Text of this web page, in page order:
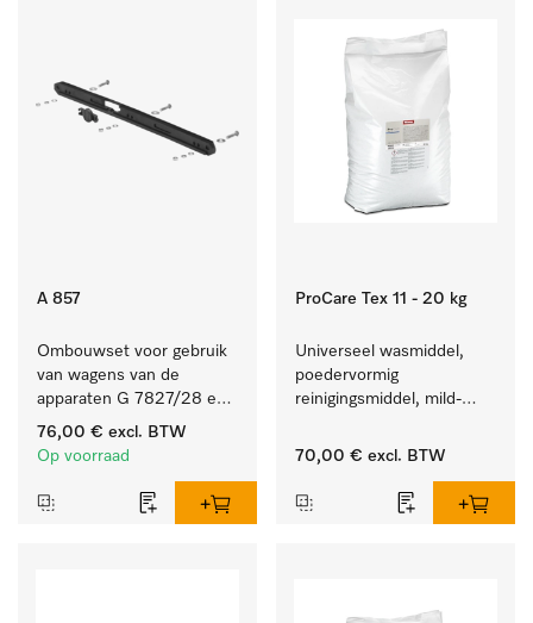
A 857
Ombouwset voor gebruik
van wagens van de
apparaten G 7827/28 en
PG 8527/28 in de
PG 86xx.
76,00 € excl. BTW
Op voorraad
ProCare Tex 11 - 20 kg
Universeel wasmiddel,
poedervormig
reinigingsmiddel, mild-
reinigen van wit wasgoed
70,00 € excl. BTW